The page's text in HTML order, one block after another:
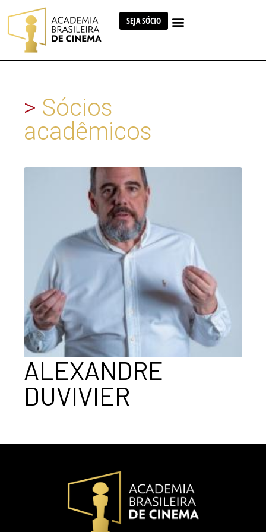
SEJA SÓCIO
> Sócios
acadêmicos
ALEXANDRE
DUVIVIER